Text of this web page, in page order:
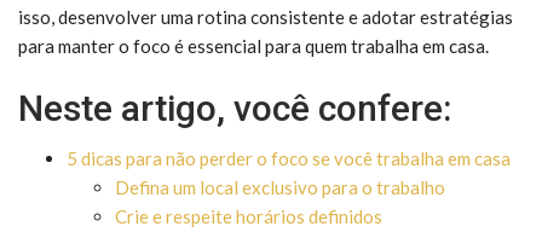
isso, desenvolver uma rotina consistente e adotar estratégias
para manter o foco é essencial para quem trabalha em casa.
Neste artigo, você confere:
5 dicas para não perder o foco se você trabalha em casa
Defina um local exclusivo para o trabalho
Crie e respeite horários definidos